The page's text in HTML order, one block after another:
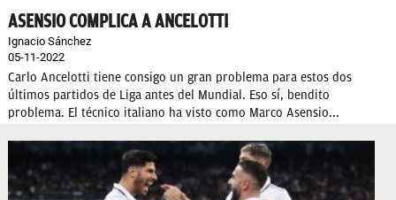
ASENSIO COMPLICA A ANCELOTTI
Ignacio Sánchez
05-11-2022
Carlo Ancelotti tiene consigo un gran problema para estos dos
últimos partidos de Liga antes del Mundial. Eso sí, bendito
problema. El técnico italiano ha visto como Marco Asensio...